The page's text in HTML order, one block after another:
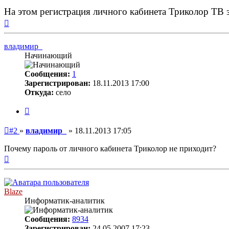
На этом регистрация личного кабинета Триколор ТВ
владимир_
Начинающий
Сообщения: 1
Зарегистрирован: 18.11.2013 17:00
Откуда: село
Непрочитанное
сообщение
#2 » владимир_ » 18.11.2013 17:05
Почему пароль от личного кабинета Триколор не приходит?
Blaze
Информатик-аналитик
Сообщения: 8934